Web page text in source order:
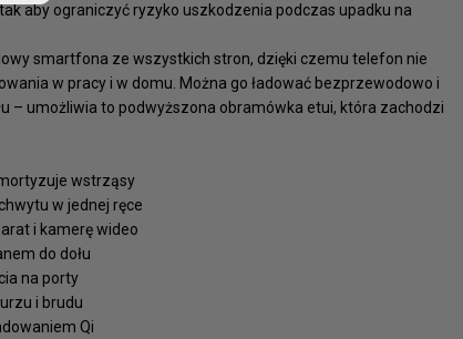
aby ograniczyć ryzyko uszkodzenia podczas upadku na
smartfona ze wszystkich stron, dzięki czemu telefon nie
w pracy i w domu. Można go ładować bezprzewodowo i
– umożliwia to podwyższona obramówka etui, która zachodzi
wstrząsy
w jednej ręce
i kamerę wideo
do dołu
na porty
i brudu
Qi